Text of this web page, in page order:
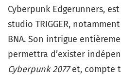
Cyberpunk Edgerunners,
studio TRIGGER,
BNA. Son intrigue
permettra d’exister
Cyberpunk 2077et, compte